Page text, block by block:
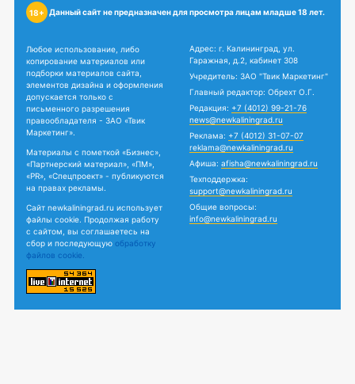
18+ Данный сайт не предназначен для просмотра лицам младше 18 лет.
Любое использование, либо
копирование материалов или
подборки материалов сайта,
элементов дизайна и оформления
допускается только с
письменного разрешения
правообладателя - ЗАО «Твик
Маркетинг».
Материалы с пометкой «Бизнес»,
«Партнерский материал», «ПМ»,
«PR», «Спецпроект» - публикуются
на правах рекламы.
Сайт newkaliningrad.ru использует
файлы cookie. Продолжая работу
с сайтом, вы соглашаетесь на
сбор и последующую обработку
файлов cookie.
Адрес: г. Калининград, ул.
Гаражная, д.2, кабинет 308
Учредитель: ЗАО "Твик Маркетинг"
Главный редактор: Обрехт О.Г.
Редакция: +7 (4012) 99-21-76
news@newkaliningrad.ru
Реклама: +7 (4012) 31-07-07
reklama@newkaliningrad.ru
Афиша: afisha@newkaliningrad.ru
Техподдержка:
support@newkaliningrad.ru
Общие вопросы:
info@newkaliningrad.ru